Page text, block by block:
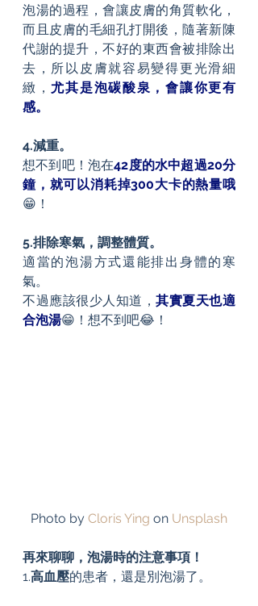
泡湯的過程，會讓皮膚的角質軟化，
而且皮膚的毛細孔打開後，隨著新陳
代謝的提升，不好的東西會被排除出
去，所以皮膚就容易變得更光滑細
緻，尤其是泡碳酸泉，會讓你更有
感。
4.減重。
想不到吧！泡在42度的水中超過20分
鐘，就可以消耗掉300大卡的熱量哦
😁！
5.排除寒氣，調整體質。
適當的泡湯方式還能排出身體的寒
氣。
不過應該很少人知道，其實夏天也適
合泡湯😁！想不到吧😂！
Photo by Cloris Ying on Unsplash
再來聊聊，泡湯時的注意事項！
1.高血壓的患者，還是別泡湯了。